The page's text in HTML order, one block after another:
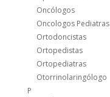
Oncólogos
Oncologos Pediatras
Ortodoncistas
Ortopedistas
Ortopediatras
Otorrinolaringólogo
P